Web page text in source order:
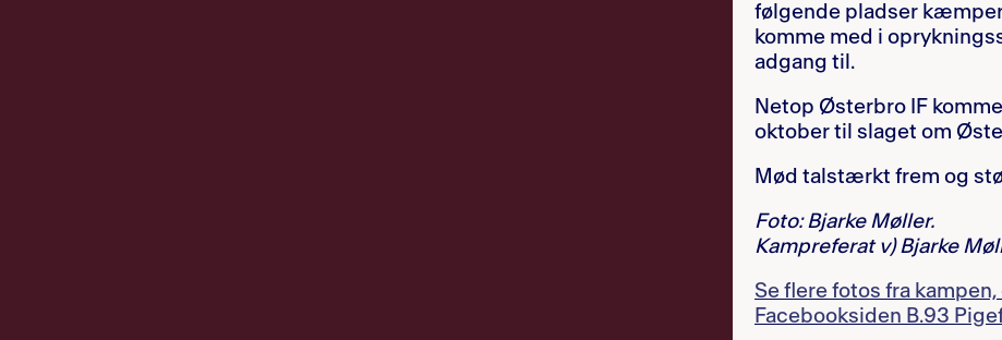
følgende pladser kæmper
komme med i
adgang til.
Netop Østerbro IF
oktober til slaget om
Mød talstærkt frem og
Foto: Bjarke Møller.
Kampreferat v) Bjarke
Se flere fotos fra
Facebooksiden B.93